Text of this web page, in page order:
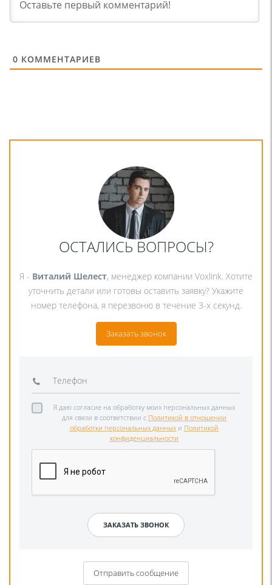
0 КОММЕНТАРИЕВ
ОСТАЛИСЬ ВОПРОСЫ?
Я - Виталий Шелест, менеджер компании Voxlink. Хотите
уточнить детали или готовы оставить заявку? Укажите
номер телефона, я перезвоню в течение 3-х секунд.
Заказать звонок
Я даю согласие на обработку моих персональных данных
для связи в соответствии с Политикой в отношении
обработки персональных данных и Политикой
конфиденциальности
Отправить сообщение